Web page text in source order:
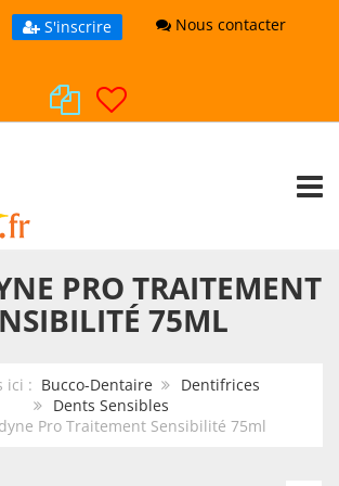
S'inscrire
Nous contacter
PRO TRAITEMENT
75ML
ici : Bucco-Dentaire
Dentifrices
Dents Sensibles
Pro Traitement Sensibilité 75ml